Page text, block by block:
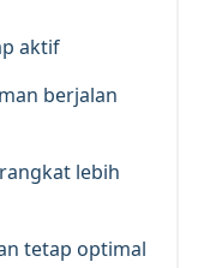
aktif
berjalan
lebih
tetap optimal